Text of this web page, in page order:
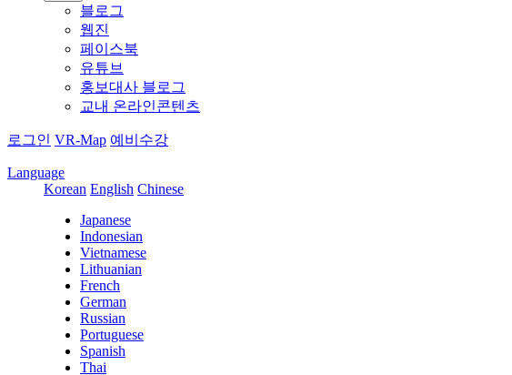
블로그
웹진
페이스북
유튜브
홍보대사 블로그
교내 온라인콘텐츠
로그인 VR-Map 예비수강
Language
Korean English Chinese
Japanese
Indonesian
Vietnamese
Lithuanian
French
German
Russian
Portuguese
Spanish
Thai